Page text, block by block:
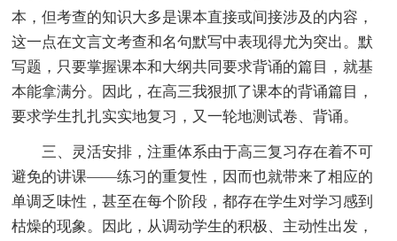
本，但考查的知识大多是课本直接或间接涉及的内容，
这一点在文言文考查和名句默写中表现得尤为突出。默
写题，只要掌握课本和大纲共同要求背诵的篇目，就基
本能拿满分。因此，在高三我狠抓了课本的背诵篇目，
要求学生扎扎实实地复习，又一轮地测试卷、背诵。
三、灵活安排，注重体系由于高三复习存在着不可
避免的讲课——练习的重复性，因而也就带来了相应的
单调乏味性，甚至在每个阶段，都存在学生对学习感到
枯燥的现象。因此，从调动学生的积极、主动性出发，